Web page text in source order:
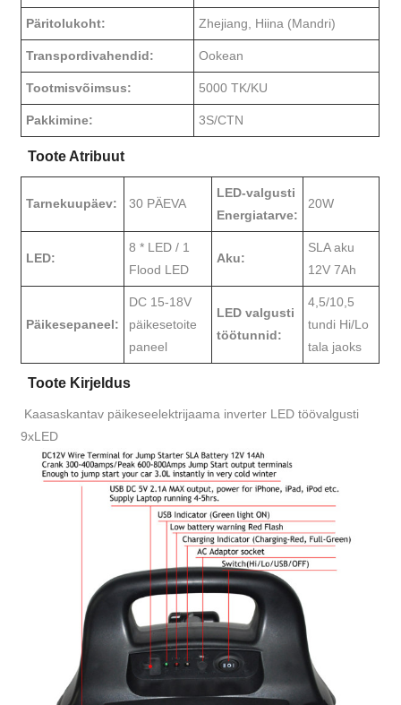
Päritolukoht: Zhejiang, Hiina (Mandri)
Transpordivahendid: Ookean
Tootmisvõimsus: 5000 TK/KU
Pakkimine: 3S/CTN
Toote Atribuut
Tarnekuupäev: 30 PÄEVA
LED-valgusti
Energiatarve:
20W
LED:
8 * LED / 1
Flood LED
Aku:
SLA aku
12V 7Ah
Päikesepaneel:
DC 15-18V
päikesetoite
paneel
LED valgusti
töötunnid:
4,5/10,5
tundi Hi/Lo
tala jaoks
Toote Kirjeldus
Kaasaskantav päikeseelektrijaama inverter LED töövalgusti
9xLED